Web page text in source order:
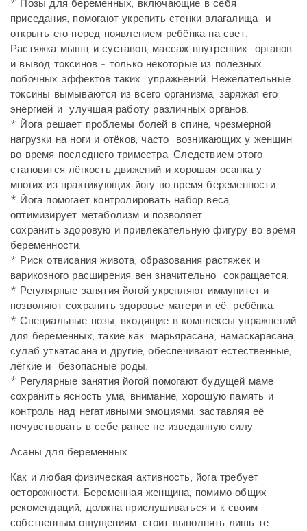
* Позы для беременных, включающие в себя
приседания, помогают укрепить стенки влагалища и
открыть его перед появлением ребёнка на свет.
Растяжка мышц и суставов, массаж внутренних органов
и вывод токсинов - только некоторые из полезных
побочных эффектов таких упражнений. Нежелательные
токсины вымываются из всего организма, заряжая его
энергией и улучшая работу различных органов.
* Йога решает проблемы болей в спине, чрезмерной
нагрузки на ноги и отёков, часто возникающих у женщин
во время последнего триместра. Следствием этого
становится лёгкость движений и хорошая осанка у
многих из практикующих йогу во время беременности.
* Йога помогает контролировать набор веса,
оптимизирует метаболизм и позволяет
сохранить здоровую и привлекательную фигуру во время
беременности.
* Риск отвисания живота, образования растяжек и
варикозного расширения вен значительно сокращается.
* Регулярные занятия йогой укрепляют иммунитет и
позволяют сохранить здоровье матери и её ребёнка.
* Специальные позы, входящие в комплексы упражнений
для беременных, такие как марьярасана, намаскарасана,
сулаб уткатасана и другие, обеспечивают естественные,
лёгкие и безопасные роды.
* Регулярные занятия йогой помогают будущей маме
сохранить ясность ума, внимание, хорошую память и
контроль над негативными эмоциями, заставляя её
почувствовать в себе ранее не изведанную силу.
Асаны для беременных
Как и любая физическая активность, йога требует
осторожности. Беременная женщина, помимо общих
рекомендаций, должна прислушиваться и к своим
собственным ощущениям: стоит выполнять лишь те